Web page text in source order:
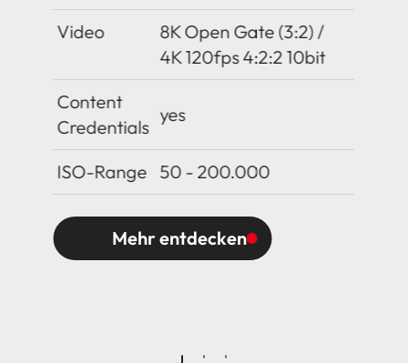
Video
8K Open Gate (3:2) /
4K 120fps 4:2:2 10bit
Content
Credentials
yes
ISO-Range 50 - 200.000
Mehr entdecken